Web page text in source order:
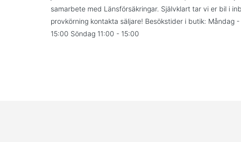
samarbete med Länsförsäkringar. Självklart tar vi er bil i
provkörning kontakta säljare! Besökstider i butik:
15:00 Söndag 11:00 - 15:00